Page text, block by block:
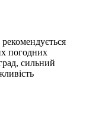
погодних
сильний